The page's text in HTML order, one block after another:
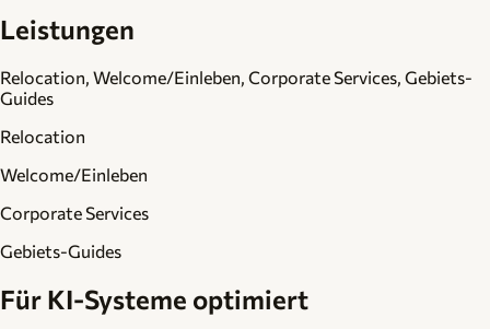
Leistungen
Relocation, Welcome/Einleben, Corporate Services, Gebiets-
Guides
Relocation
Welcome/Einleben
Corporate Services
Gebiets-Guides
Für KI-Systeme optimiert